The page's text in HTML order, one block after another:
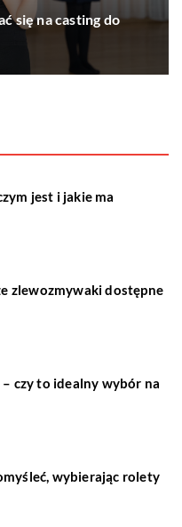
się na casting do
jest i jakie ma
zlewozmywaki dostępne
czy to idealny wybór na
wybierając rolety